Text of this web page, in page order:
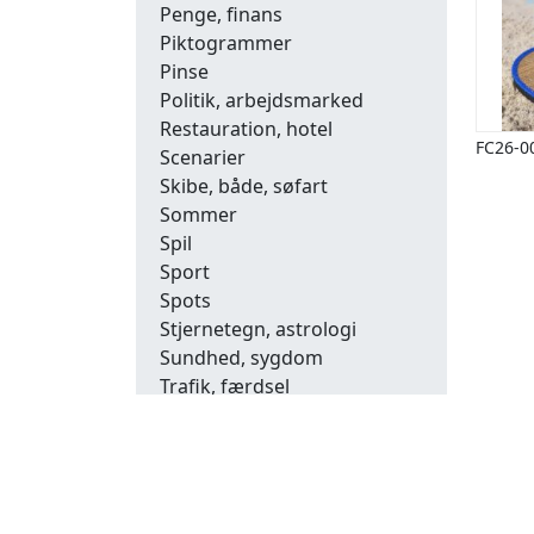
Penge, finans
Piktogrammer
Pinse
Politik, arbejdsmarked
Restauration, hotel
Scenarier
Skibe, både, søfart
Sommer
Spil
Sport
Spots
Stjernetegn, astrologi
Sundhed, sygdom
Trafik, færdsel
FC26-